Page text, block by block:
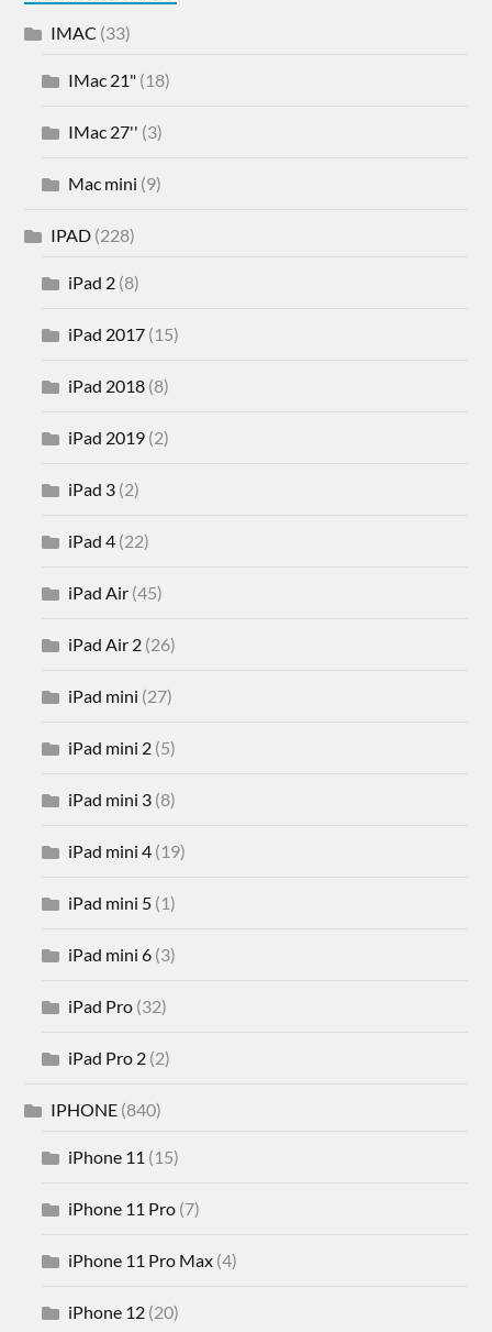
IMAC (33)
IMac 21" (18)
IMac 27'' (3)
Mac mini (9)
IPAD (228)
iPad 2 (8)
iPad 2017 (15)
iPad 2018 (8)
iPad 2019 (2)
iPad 3 (2)
iPad 4 (22)
iPad Air (45)
iPad Air 2 (26)
iPad mini (27)
iPad mini 2 (5)
iPad mini 3 (8)
iPad mini 4 (19)
iPad mini 5 (1)
iPad mini 6 (3)
iPad Pro (32)
iPad Pro 2 (2)
IPHONE (840)
iPhone 11 (15)
iPhone 11 Pro (7)
iPhone 11 Pro Max (4)
iPhone 12 (20)